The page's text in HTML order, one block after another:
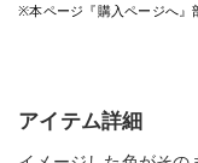
※本ページ『購入ページへ』
アイテム詳細